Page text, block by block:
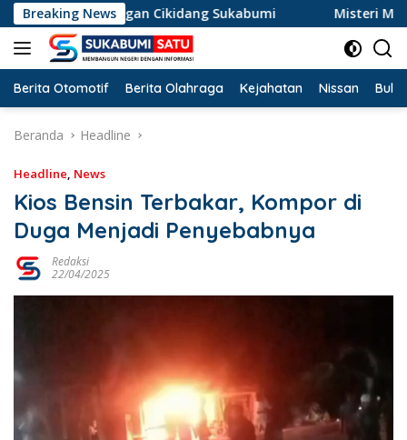
Langsung
ke
konten
Breaking News
Tikungan Cikidang Sukabumi Misteri Mayat Wanita
Berita Otomotif Berita Olahraga Kejahatan Nissan
Beranda Headline
Headline, News
Kios Bensin Terbakar, Kompor di
Duga Menjadi Penyebabnya
Redaksi
22/04/2025